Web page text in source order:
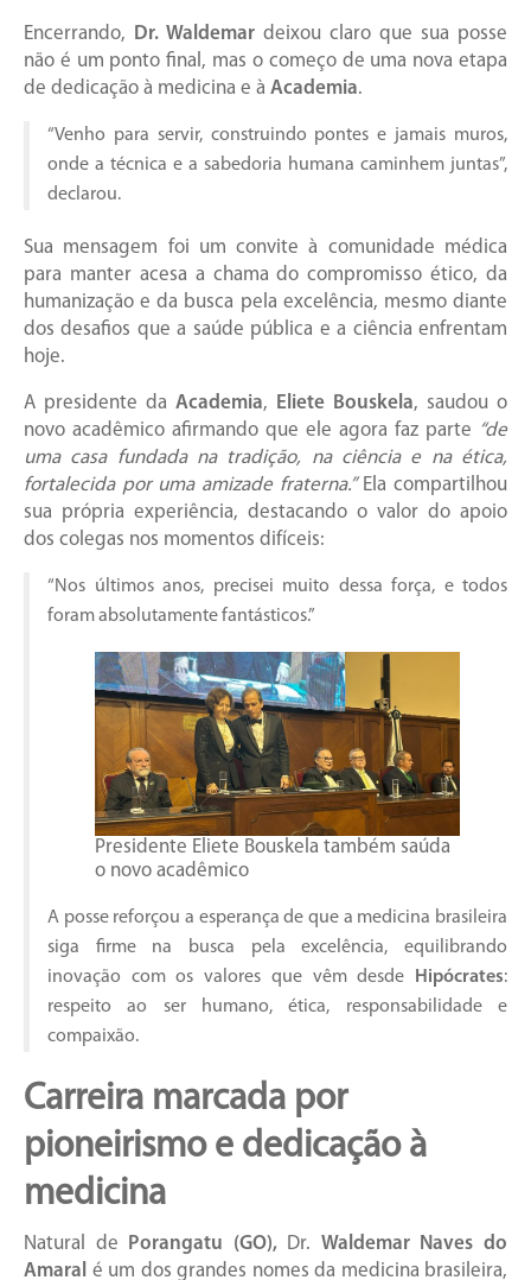
Encerrando, Dr. Waldemar deixou claro que sua posse
não é um ponto final, mas o começo de uma nova etapa
de dedicação à medicina e à Academia.
“Venho para servir, construindo pontes e jamais muros,
onde a técnica e a sabedoria humana caminhem juntas”,
declarou.
Sua mensagem foi um convite à comunidade médica
para manter acesa a chama do compromisso ético, da
humanização e da busca pela excelência, mesmo diante
dos desafios que a saúde pública e a ciência enfrentam
hoje.
A presidente da Academia, Eliete Bouskela, saudou o
novo acadêmico afirmando que ele agora faz parte “de
uma casa fundada na tradição, na ciência e na ética,
fortalecida por uma amizade fraterna.”Ela compartilhou
sua própria experiência, destacando o valor do apoio
dos colegas nos momentos difíceis:
“Nos últimos anos, precisei muito dessa força, e todos
foram absolutamente fantásticos.”
Presidente Eliete Bouskela também saúda
o novo acadêmico
A posse reforçou a esperança de que a medicina brasileira
siga firme na busca pela excelência, equilibrando
inovação com os valores que vêm desde Hipócrates:
respeito ao ser humano, ética, responsabilidade e
compaixão.
Carreira marcada por
pioneirismo e dedicação à
medicina
Natural de Porangatu (GO),Dr. Waldemar Naves do
Amaral é um dos grandes nomes da medicina brasileira,